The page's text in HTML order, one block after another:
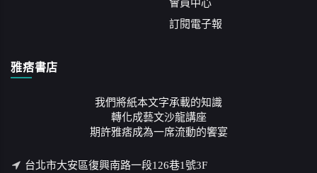
會員中心
訂閱電子報
雅痞書店
我們將紙本文字承載的知識
轉化成藝文沙龍講座
期許雅痞成為一席流動的饗宴
台北市大安區復興南路一段126巷1號3F